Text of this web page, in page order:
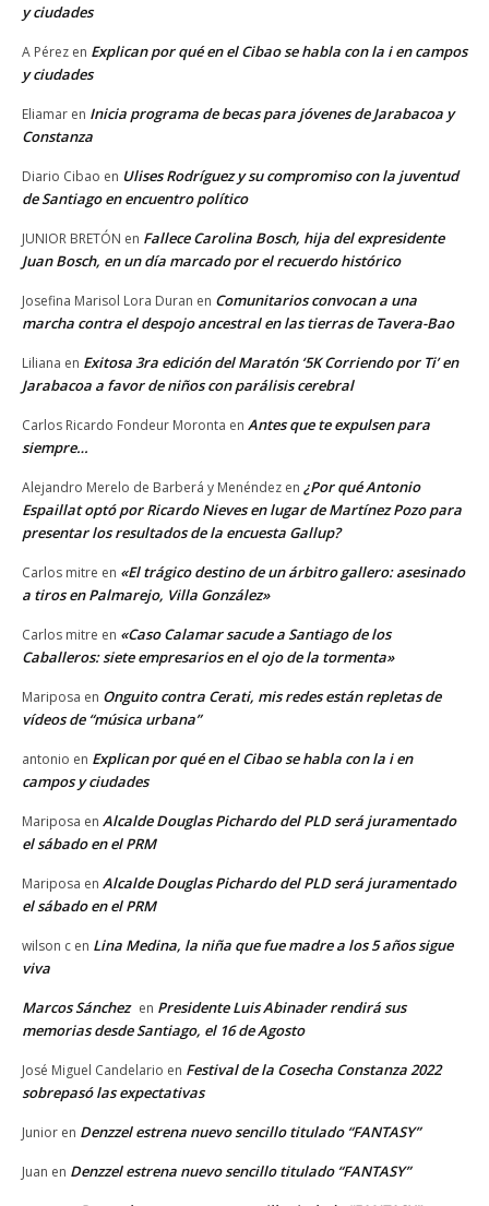
y ciudades
A Pérez en Explican por qué en el Cibao se habla con la i en campos
y ciudades
Eliamar en Inicia programa de becas para jóvenes de Jarabacoa y
Constanza
Diario Cibao en Ulises Rodríguez y su compromiso con la juventud
de Santiago en encuentro político
JUNIOR BRETÓN en Fallece Carolina Bosch, hija del expresidente
Juan Bosch, en un día marcado por el recuerdo histórico
Josefina Marisol Lora Duran en Comunitarios convocan a una
marcha contra el despojo ancestral en las tierras de Tavera-Bao
Liliana en Exitosa 3ra edición del Maratón ‘5K Corriendo por Ti’ en
Jarabacoa a favor de niños con parálisis cerebral
Carlos Ricardo Fondeur Moronta en Antes que te expulsen para
siempre…
Alejandro Merelo de Barberá y Menéndez en ¿Por qué Antonio
Espaillat optó por Ricardo Nieves en lugar de Martínez Pozo para
presentar los resultados de la encuesta Gallup?
Carlos mitre en «El trágico destino de un árbitro gallero: asesinado
a tiros en Palmarejo, Villa González»
Carlos mitre en «Caso Calamar sacude a Santiago de los
Caballeros: siete empresarios en el ojo de la tormenta»
Mariposa en Onguito contra Cerati, mis redes están repletas de
vídeos de “música urbana”
antonio en Explican por qué en el Cibao se habla con la i en
campos y ciudades
Mariposa en Alcalde Douglas Pichardo del PLD será juramentado
el sábado en el PRM
Mariposa en Alcalde Douglas Pichardo del PLD será juramentado
el sábado en el PRM
wilson c en Lina Medina, la niña que fue madre a los 5 años sigue
viva
Marcos Sánchez en Presidente Luis Abinader rendirá sus
memorias desde Santiago, el 16 de Agosto
José Miguel Candelario en Festival de la Cosecha Constanza 2022
sobrepasó las expectativas
Junior en Denzzel estrena nuevo sencillo titulado “FANTASY”
Juan en Denzzel estrena nuevo sencillo titulado “FANTASY”